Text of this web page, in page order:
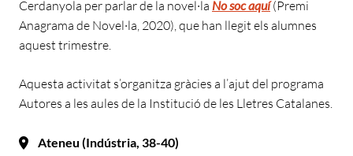
Cerdanyola per parlar de la novel·la No soc aquí(Premi
Anagrama de Novel·la, 2020), que han llegit els alumnes
aquest trimestre.
Aquesta activitat s’organitza gràcies a l’ajut del programa
Autores a les aules de la Institució de les Lletres Catalanes.
Ateneu (Indústria, 38-40)